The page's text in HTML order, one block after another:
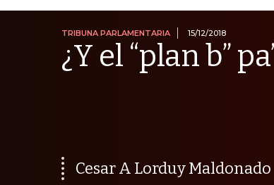
TRIBUNA PARLAMENTARIA 15/12/2018
¿Y el “plan b”
Cesar A Lorduy Maldonado